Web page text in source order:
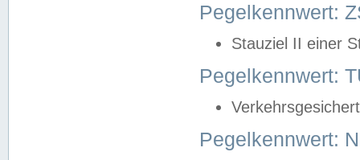
Pegelkennwert:
Stauziel II einer
Pegelkennwert:
Pegelkennwert: